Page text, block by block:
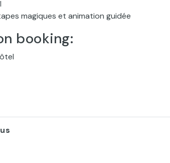
magiques et animation guidée
booking: